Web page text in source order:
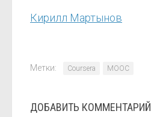
Кирилл Мартынов
Метки: Coursera MOOC
ДОБАВИТЬ КОММЕНТАРИЙ